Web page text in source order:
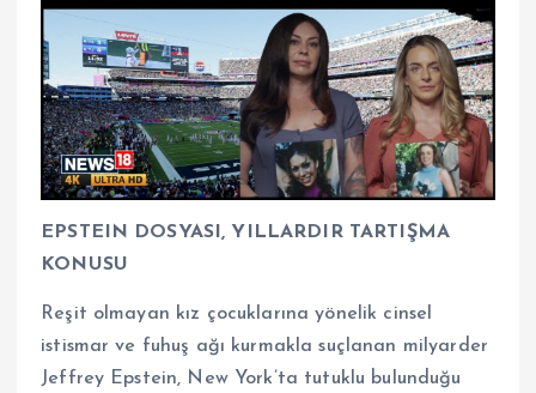
EPSTEIN DOSYASI, YILLARDIR TARTIŞMA
KONUSU
Reşit olmayan kız çocuklarına yönelik cinsel
istismar ve fuhuş ağı kurmakla suçlanan milyarder
Jeffrey Epstein, New York’ta tutuklu bulunduğu